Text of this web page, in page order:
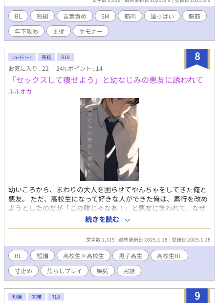
BL小説です。がんがんやりまくりのガチムチ受けR18。 こちらは
試し読みになります。 詳細を知れるブログのリンクは↓にありま
す。
BL 短編 言葉責め SM 筋肉 雄っぱい
胸筋
年下攻め
主従 ケモナー
8
ｼｮｰﾄｼｮｰﾄ 完結 R18
お気に入り : 22 24h.ポイント : 14
「セックスして痩せよう」と幼なじみの悪友に誘われて
ルルオカ
幼いころから、まわりの大人を困らせてやんちゃをしてきた俺と
悪友。 ただ、高校生になって好きな人ができた俺は、素行を改め
ようとしたのだが「この腹じゃなあ！」と悪友に笑われて、なぜ
かセックスすることに・・・？ 現代もの学生のもののＢＬ小説で
す。Ｒ18。 この小説を含めて現代ものからファンタジー異世界も
のとジャンルいろいろ8作のＢＬ短編集を販売中。 詳細を知れる
ブログのリンクは↓にあります。
続きを読む
文字数 1,319 最終更新日 2025.1.18 登録日 2025.1.18
BL 短編 高校生×高校生 男子高生
高校生BL
寸止め
焦らしプレイ 嫉妬 完結
9
短編 完結 R18